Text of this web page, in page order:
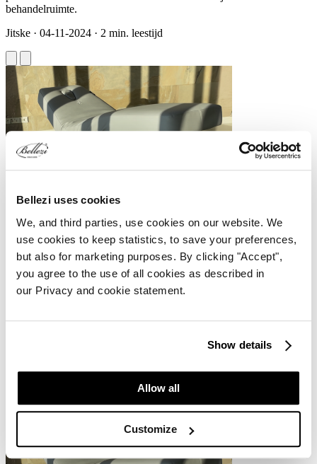
Bellezi uses cookies
We, and third parties, use cookies on our website. We
use cookies to keep statistics, to save your preferences,
but also for marketing purposes. By clicking "Accept",
you agree to the use of all cookies as described in
our Privacy and cookie statement.
Show details
Allow all
Customize
behandelruimte.
Jitske · 04-11-2024 · 2 min. leestijd
Wat is Zero Gravity?
De Zero Gravity-positie is ontwikkeld door NASA om astronauten
te ondersteunen in gewichtsloze omgevingen. In deze positie,
waarbij het lichaam onder een hoek van 127 graden rust en de
benen hoger zijn dan het hart, wordt de druk op de wervelkolom en
gewrichten aanzienlijk verminderd. Dit zorgt voor een gevoel van
deze technologie naar jouw behandelruimte met wellnessbanken en